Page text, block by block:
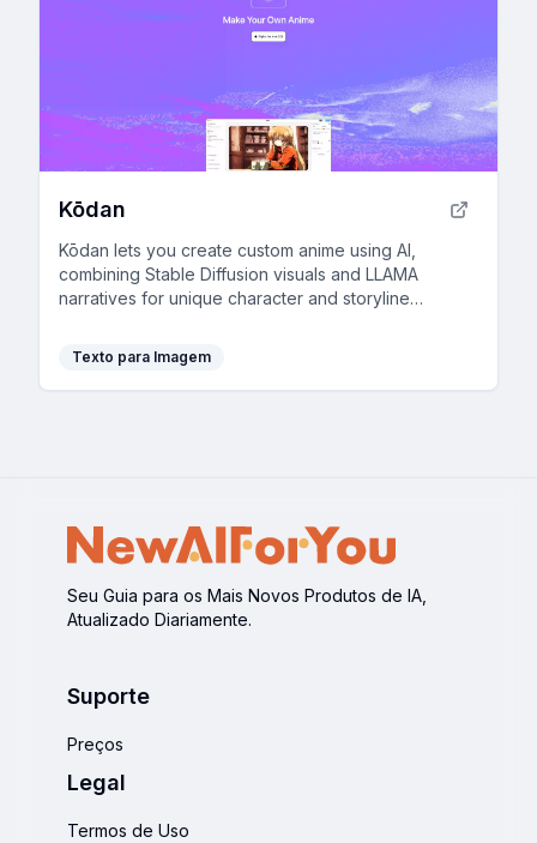
Kōdan
Kōdan lets you create custom anime using AI,
combining Stable Diffusion visuals and LLAMA
narratives for unique character and storyline
Texto para Imagem
Seu Guia para os Mais Novos Produtos de IA,
Atualizado Diariamente.
Suporte
Preços
Legal
Termos de Uso